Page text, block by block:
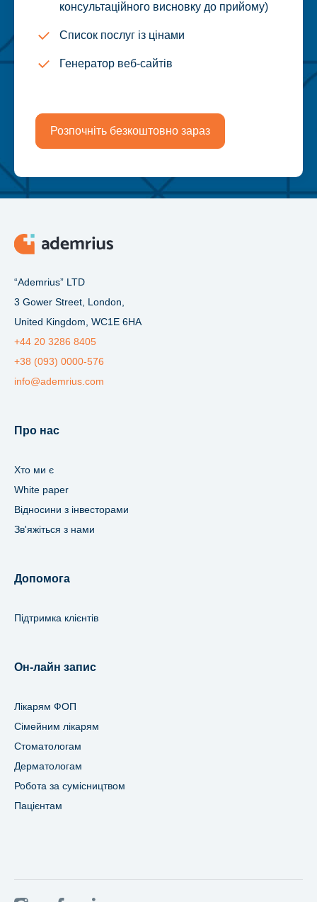
консультаційного висновку до прийому)
Список послуг із цінами
Генератор веб-сайтів
Розпочніть безкоштовно зараз
“Ademrius” LTD
3 Gower Street, London,
United Kingdom, WC1E 6HA
+44 20 3286 8405
+38 (093) 0000-576
info@ademrius.com
Про нас
Хто ми є
White paper
Відносини з інвесторами
Зв'яжіться з нами
Допомога
Підтримка клієнтів
Он-лайн запис
Лікарям ФОП
Сімейним лікарям
Стоматологам
Дерматологам
Робота за сумісництвом
Пацієнтам